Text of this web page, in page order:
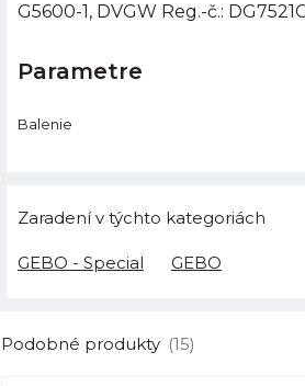
G5600-1, DVGW Reg.-č.:
Parametre
Balenie
Zaradení v týchto kategoriách
GEBO - Special GEBO
Podobné produkty (15)